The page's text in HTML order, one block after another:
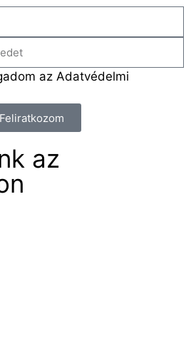
az Adatvédelmi
Feliratkozom
az